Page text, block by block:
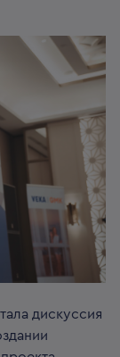
дискуссия